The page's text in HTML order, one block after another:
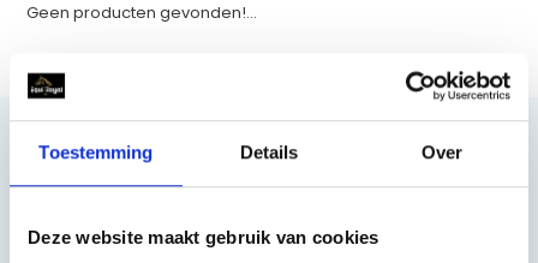
Toestemming Details Over
Deze website maakt gebruik van cookies
Geen producten gevonden!...